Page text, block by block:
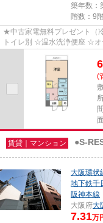
築年数：
階数：9
★中古家電無料プレゼント
トイレ別 ☆温水洗浄便座 ☆
(
賃貸｜マンション ●S-
大阪環状
地下鉄千
阪神本線
大阪府大
7.31万